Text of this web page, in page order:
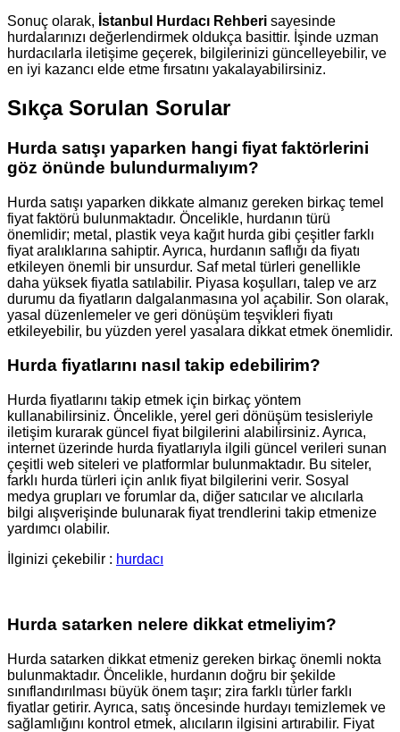
Sonuç olarak, İstanbul Hurdacı Rehberi sayesinde
hurdalarınızı değerlendirmek oldukça basittir. İşinde uzman
hurdacılarla iletişime geçerek, bilgilerinizi güncelleyebilir, ve
en iyi kazancı elde etme fırsatını yakalayabilirsiniz.
Sıkça Sorulan Sorular
Hurda satışı yaparken hangi fiyat faktörlerini
göz önünde bulundurmalıyım?
Hurda satışı yaparken dikkate almanız gereken birkaç temel
fiyat faktörü bulunmaktadır. Öncelikle, hurdanın türü
önemlidir; metal, plastik veya kağıt hurda gibi çeşitler farklı
fiyat aralıklarına sahiptir. Ayrıca, hurdanın saflığı da fiyatı
etkileyen önemli bir unsurdur. Saf metal türleri genellikle
daha yüksek fiyatla satılabilir. Piyasa koşulları, talep ve arz
durumu da fiyatların dalgalanmasına yol açabilir. Son olarak,
yasal düzenlemeler ve geri dönüşüm teşvikleri fiyatı
etkileyebilir, bu yüzden yerel yasalara dikkat etmek önemlidir.
Hurda fiyatlarını nasıl takip edebilirim?
Hurda fiyatlarını takip etmek için birkaç yöntem
kullanabilirsiniz. Öncelikle, yerel geri dönüşüm tesisleriyle
iletişim kurarak güncel fiyat bilgilerini alabilirsiniz. Ayrıca,
internet üzerinde hurda fiyatlarıyla ilgili güncel verileri sunan
çeşitli web siteleri ve platformlar bulunmaktadır. Bu siteler,
farklı hurda türleri için anlık fiyat bilgilerini verir. Sosyal
medya grupları ve forumlar da, diğer satıcılar ve alıcılarla
bilgi alışverişinde bulunarak fiyat trendlerini takip etmenize
yardımcı olabilir.
İlginizi çekebilir : hurdacı
Hurda satarken nelere dikkat etmeliyim?
Hurda satarken dikkat etmeniz gereken birkaç önemli nokta
bulunmaktadır. Öncelikle, hurdanın doğru bir şekilde
sınıflandırılması büyük önem taşır; zira farklı türler farklı
fiyatlar getirir. Ayrıca, satış öncesinde hurdayı temizlemek ve
sağlamlığını kontrol etmek, alıcıların ilgisini artırabilir. Fiyat